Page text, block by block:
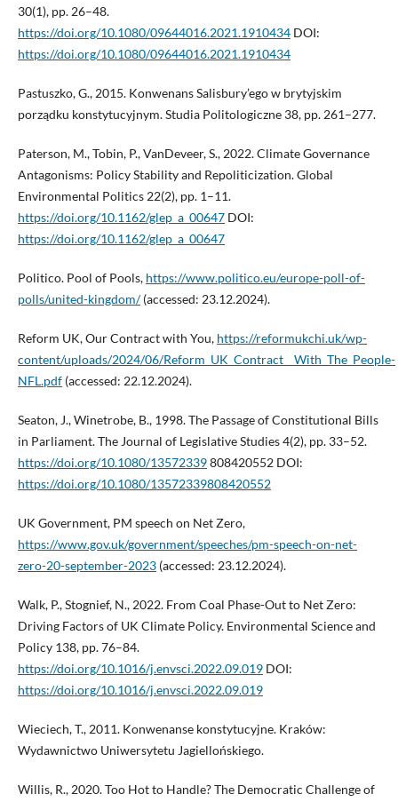
30(1), pp. 26–48.
https://doi.org/10.1080/09644016.2021.1910434DOI:
https://doi.org/10.1080/09644016.2021.1910434
Pastuszko, G., 2015. Konwenans Salisbury’ego w brytyjskim
porządku konstytucyjnym. Studia Politologiczne 38, pp. 261–277.
Paterson, M., Tobin, P., VanDeveer, S., 2022. Climate Governance
Antagonisms: Policy Stability and Repoliticization. Global
Environmental Politics 22(2), pp. 1–11.
https://doi.org/10.1162/glep_a_00647DOI:
https://doi.org/10.1162/glep_a_00647
Politico. Pool of Pools, https://www.politico.eu/europe-poll-of-
polls/united-kingdom/(accessed: 23.12.2024).
Reform UK, Our Contract with You, https://reformukchi.uk/wp-
content/uploads/2024/06/Reform_UK_Contract__With_The_People-
NFL.pdf(accessed: 22.12.2024).
Seaton, J., Winetrobe, B., 1998. The Passage of Constitutional Bills
in Parliament. The Journal of Legislative Studies 4(2), pp. 33–52.
https://doi.org/10.1080/13572339808420552 DOI:
https://doi.org/10.1080/13572339808420552
UK Government, PM speech on Net Zero,
https://www.gov.uk/government/speeches/pm-speech-on-net-
zero-20-september-2023(accessed: 23.12.2024).
Walk, P., Stognief, N., 2022. From Coal Phase-Out to Net Zero:
Driving Factors of UK Climate Policy. Environmental Science and
Policy 138, pp. 76–84.
https://doi.org/10.1016/j.envsci.2022.09.019DOI:
https://doi.org/10.1016/j.envsci.2022.09.019
Wieciech, T., 2011. Konwenanse konstytucyjne. Kraków:
Wydawnictwo Uniwersytetu Jagiellońskiego.
Willis, R., 2020. Too Hot to Handle? The Democratic Challenge of